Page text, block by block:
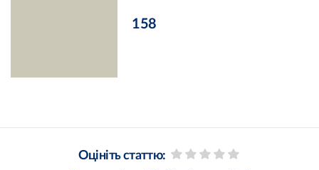
158
Оцініть статтю: